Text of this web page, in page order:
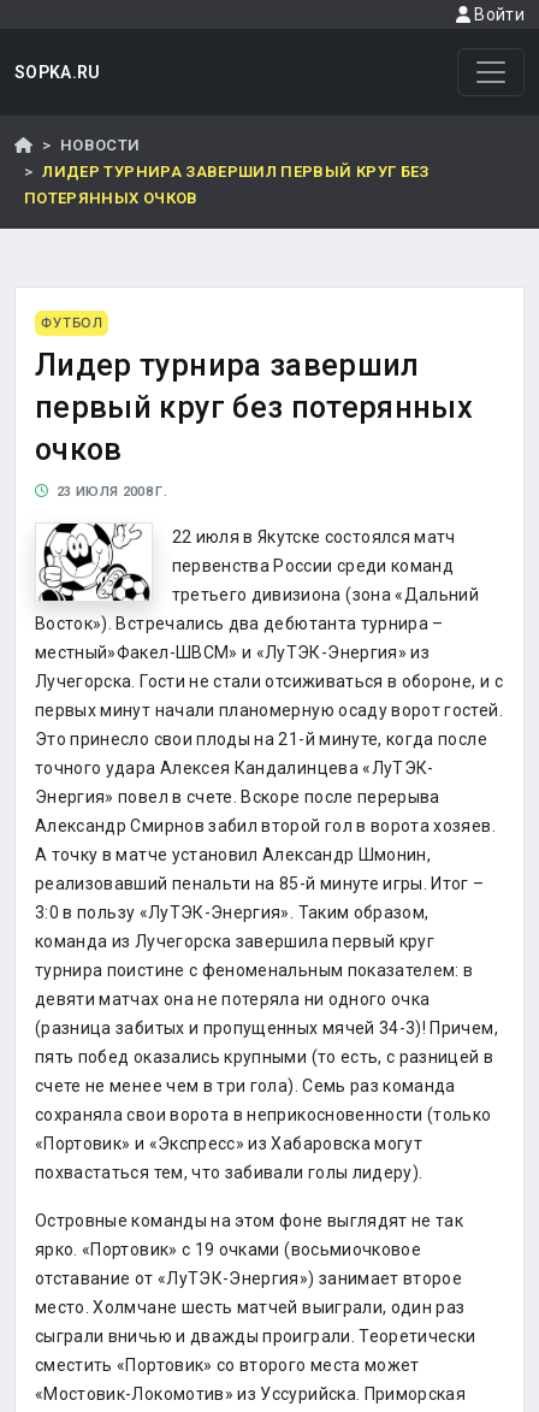
Войти
SOPKA.RU
НОВОСТИ
ЛИДЕР ТУРНИРА ЗАВЕРШИЛ ПЕРВЫЙ КРУГ БЕЗ
ПОТЕРЯННЫХ ОЧКОВ
ФУТБОЛ
Лидер турнира завершил
первый круг без потерянных
очков
23 ИЮЛЯ 2008 Г.
22 июля в Якутске состоялся матч
первенства России среди команд
третьего дивизиона (зона «Дальний
Восток»). Встречались два дебютанта турнира –
местный»Факел-ШВСМ» и «ЛуТЭК-Энергия» из
Лучегорска. Гости не стали отсиживаться в обороне, и с
первых минут начали планомерную осаду ворот гостей.
Это принесло свои плоды на 21-й минуте, когда после
точного удара Алексея Кандалинцева «ЛуТЭК-
Энергия» повел в счете. Вскоре после перерыва
Александр Смирнов забил второй гол в ворота хозяев.
А точку в матче установил Александр Шмонин,
реализовавший пенальти на 85-й минуте игры. Итог –
3:0 в пользу «ЛуТЭК-Энергия». Таким образом,
команда из Лучегорска завершила первый круг
турнира поистине с феноменальным показателем: в
девяти матчах она не потеряла ни одного очка
(разница забитых и пропущенных мячей 34-3)! Причем,
пять побед оказались крупными (то есть, с разницей в
счете не менее чем в три гола). Семь раз команда
сохраняла свои ворота в неприкосновенности (только
«Портовик» и «Экспресс» из Хабаровска могут
похвастаться тем, что забивали голы лидеру).
Островные команды на этом фоне выглядят не так
ярко. «Портовик» с 19 очками (восьмиочковое
отставание от «ЛуТЭК-Энергия») занимает второе
место. Холмчане шесть матчей выиграли, один раз
сыграли вничью и дважды проиграли. Теоретически
сместить «Портовик» со второго места может
«Мостовик-Локомотив» из Уссурийска. Приморская